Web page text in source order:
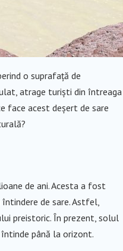
o suprafață de
atrage turiști din întreaga
face acest deșert de sare
de ani. Acesta a fost
de sare. Astfel,
preistoric. În prezent, solul
până la orizont.